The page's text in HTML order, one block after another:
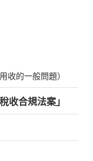
收的一般問題）
收合規法案」